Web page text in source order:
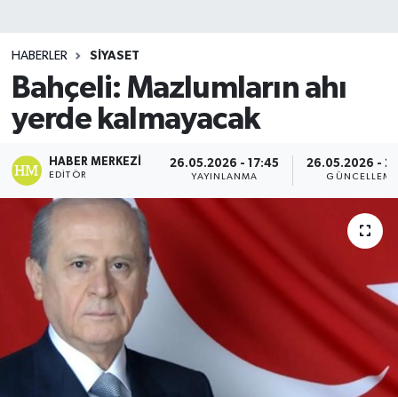
HABERLER SİYASET
Bahçeli: Mazlumların ahı
yerde kalmayacak
HABER MERKEZI
EDITÖR
26.05.2026 - 17:45
YAYINLANMA
26.05.2026 -
GÜNCELLEME
Son Dakika Haberleri
Haber Arşivi